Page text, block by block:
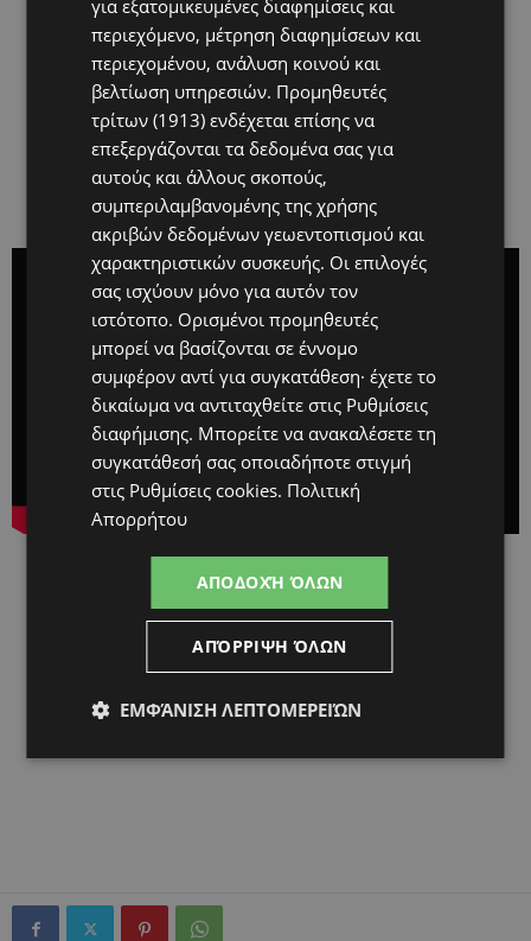
για εξατομικευμένες διαφημίσεις και
περιεχόμενο, μέτρηση διαφημίσεων και
περιεχομένου, ανάλυση κοινού και
βελτίωση υπηρεσιών. Προμηθευτές
τρίτων (1913) ενδέχεται επίσης να
επεξεργάζονται τα δεδομένα σας για
αυτούς και άλλους σκοπούς,
συμπεριλαμβανομένης της χρήσης
ακριβών δεδομένων γεωεντοπισμού και
χαρακτηριστικών συσκευής. Οι επιλογές
σας ισχύουν μόνο για αυτόν τον
ιστότοπο. Ορισμένοι προμηθευτές
μπορεί να βασίζονται σε έννομο
συμφέρον αντί για συγκατάθεση· έχετε το
δικαίωμα να αντιταχθείτε στις Ρυθμίσεις
διαφήμισης. Μπορείτε να ανακαλέσετε τη
συγκατάθεσή σας οποιαδήποτε στιγμή
στις Ρυθμίσεις cookies. Πολιτική
Απορρήτου
ΑΠΟΔΟΧΉ ΌΛΩΝ
ΑΠΌΡΡΙΨΗ ΌΛΩΝ
ΕΜΦΆΝΙΣΗ ΛΕΠΤΟΜΕΡΕΙΏΝ